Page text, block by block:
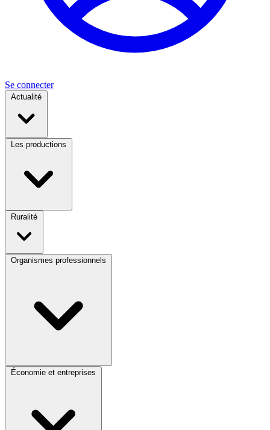
Se connecter
Actualité
Les productions
Ruralité
Organismes professionnels
Économie et entreprises